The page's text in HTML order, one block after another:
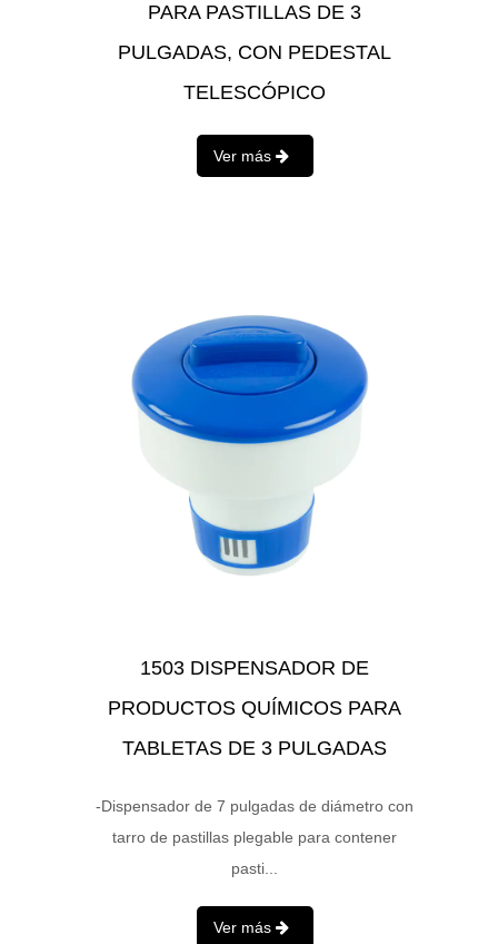
PARA PASTILLAS DE 3
PULGADAS, CON PEDESTAL
TELESCÓPICO
Ver más
1503 DISPENSADOR DE
PRODUCTOS QUÍMICOS PARA
TABLETAS DE 3 PULGADAS
-Dispensador de 7 pulgadas de diámetro con
tarro de pastillas plegable para contener
pasti...
Ver más